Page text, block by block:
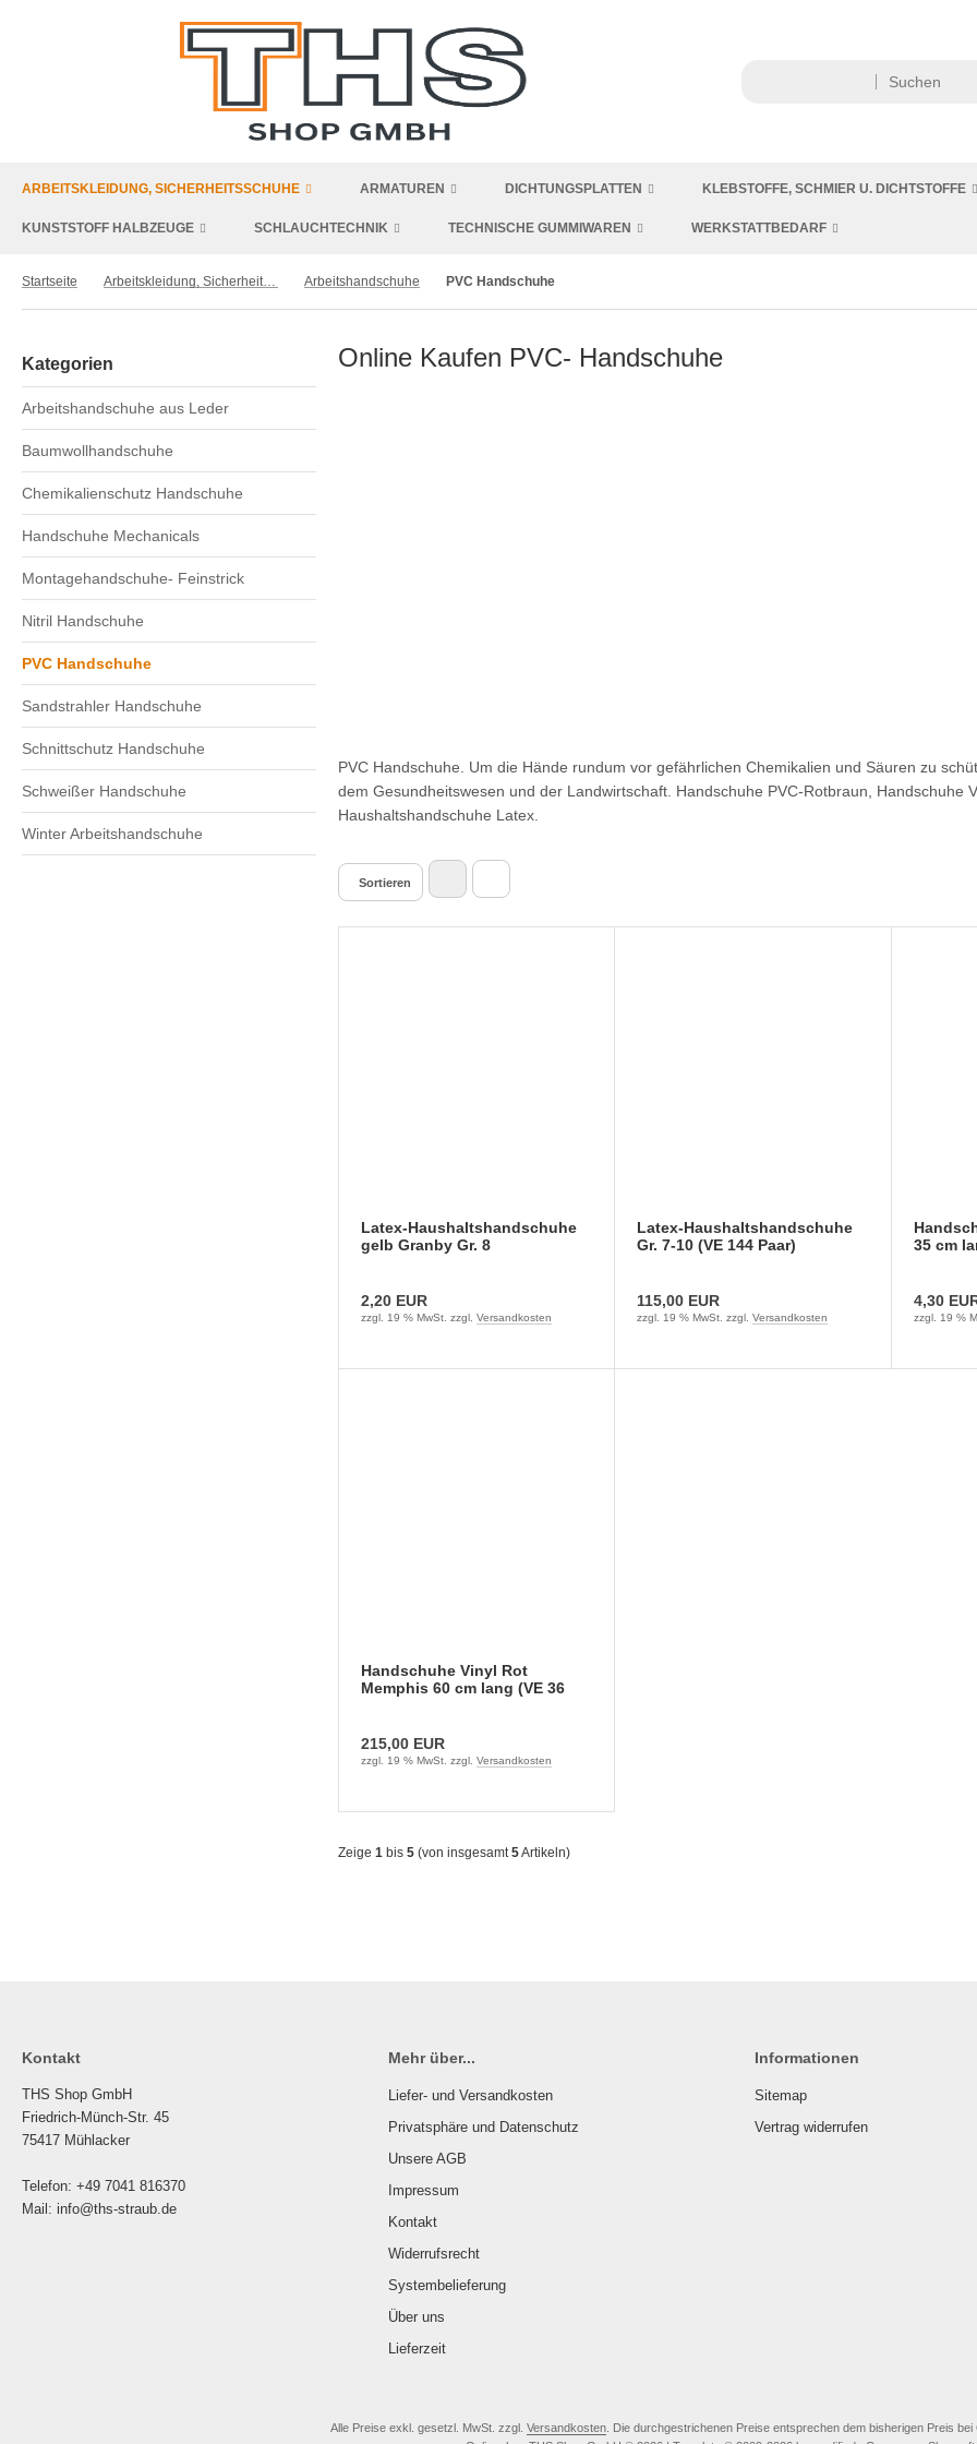
ARBEITSKLEIDUNG, SICHERHEITSSCHUHE ARMATUREN DICHTUNGSPLATTEN KLEBSTOFFE, SCHMIER U. DICHTSTOFFE
KUNSTSTOFF HALBZEUGE SCHLAUCHTECHNIK TECHNISCHE GUMMIWAREN WERKSTATTBEDARF
Startseite Arbeitskleidung, Sicherheitsschuhe Arbeitshandschuhe PVC Handschuhe
Kategorien
Arbeitshandschuhe aus Leder
Baumwollhandschuhe
Chemikalienschutz Handschuhe
Handschuhe Mechanicals
Montagehandschuhe- Feinstrick
Nitril Handschuhe
PVC Handschuhe
Sandstrahler Handschuhe
Schnittschutz Handschuhe
Schweißer Handschuhe
Winter Arbeitshandschuhe
Online Kaufen PVC- Handschuhe
PVC Handschuhe. Um die Hände rundum vor gefährlichen Chemikalien und Säuren zu
dem Gesundheitswesen und der Landwirtschaft. Handschuhe PVC-Rotbraun, Handschuhe
Haushaltshandschuhe Latex.
Sortieren
Latex-Haushaltshandschuhe
gelb Granby Gr. 8
2,20 EUR
zzgl. 19 % MwSt. zzgl. Versandkosten
Latex-Haushaltshandschuhe
Gr. 7-10 (VE 144 Paar)
115,00 EUR
zzgl. 19 % MwSt. zzgl.Versandkosten
35 cm
4,30
zzgl. 19 %
Handschuhe Vinyl Rot
Memphis 60 cm lang (VE 36
215,00 EUR
zzgl. 19 % MwSt. zzgl. Versandkosten
Zeige 1 bis 5 (von insgesamt5Artikeln)
Kontakt
THS Shop GmbH
Friedrich-Münch-Str. 45
75417 Mühlacker
Telefon: +49 7041 816370
Mail: info@ths-straub.de
Mehr über...
Liefer- und Versandkosten
Privatsphäre und Datenschutz
Unsere AGB
Impressum
Kontakt
Widerrufsrecht
Systembelieferung
Über uns
Lieferzeit
Informationen
Sitemap
Vertrag widerrufen
Alle Preise exkl. gesetzl. MwSt. zzgl. Versandkosten . Die durchgestrichenen Preise entsprechen dem bisherigen Preis